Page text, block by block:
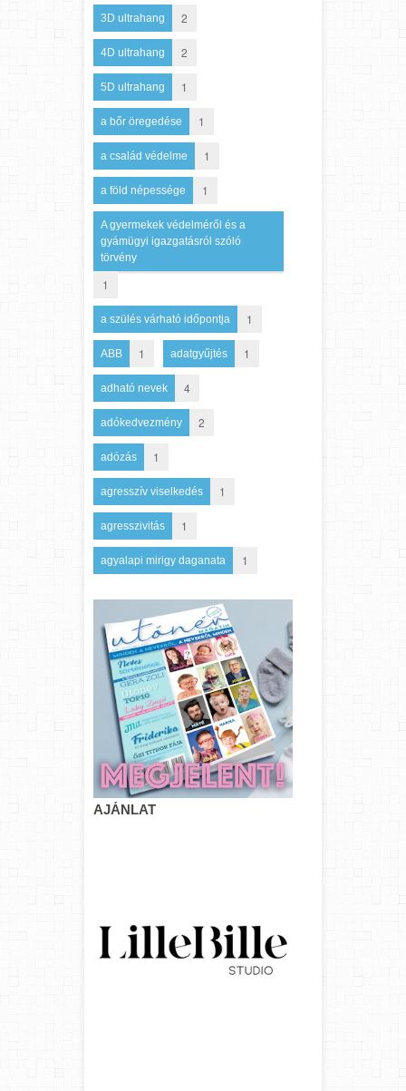
3D ultrahang 2
4D ultrahang 2
5D ultrahang 1
a bőr öregedése 1
a család védelme 1
a föld népessége 1
A gyermekek védelméről és a
gyámügyi igazgatásról szóló
törvény
1
a szülés várható időpontja 1
ABB 1 adatgyűjtés 1
adható nevek 4
adókedvezmény 2
adózás 1
agresszív viselkedés 1
agresszivitás 1
agyalapi mirigy daganata 1
AJÁNLAT